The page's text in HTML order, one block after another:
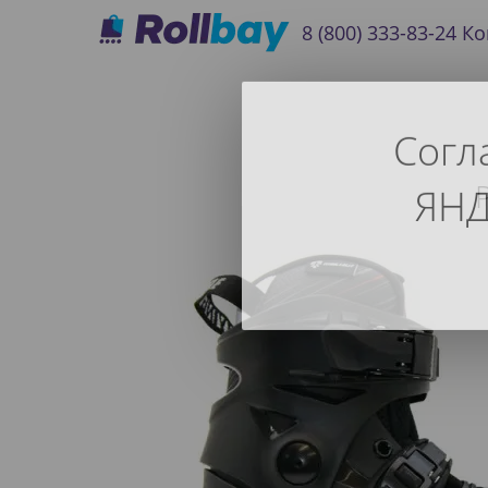
8 (800) 333-83-24